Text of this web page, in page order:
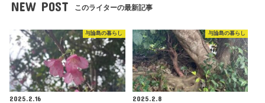
NEW POST このライターの最新記事
与論島の暮らし
2025.2.16
与論島の暮らし
2025.2.8